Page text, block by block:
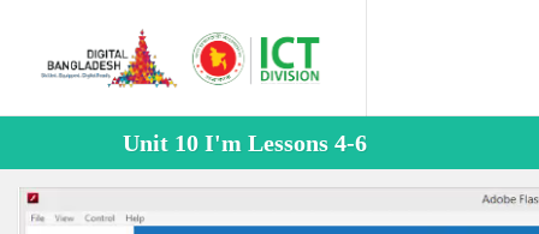
Unit 10 I'm Lessons 4-6